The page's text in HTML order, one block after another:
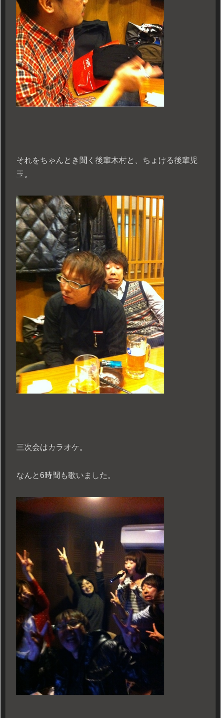
それをちゃんとき聞く後輩木村と、ちょける後輩児
玉。
三次会はカラオケ。
なんと6時間も歌いました。